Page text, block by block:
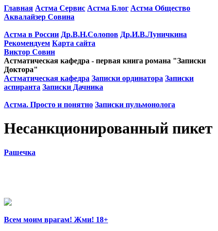
Главная Астма Сервис Астма Блог Астма Общество
Аквалайзер Совина
Астма в России Др.В.Н.Солопов Др.И.В.Луничкина
Рекомендуем Карта сайта
Виктор Совин
Астматическая кафедра - первая книга романа "Записки
Доктора"
Астматическая кафедра Записки ординатора Записки
аспиранта Записки Дачника
Астма. Просто и понятно Записки пульмонолога
Несанкционированный пикет
Рашечка
Всем моим врагам! Жми! 18+